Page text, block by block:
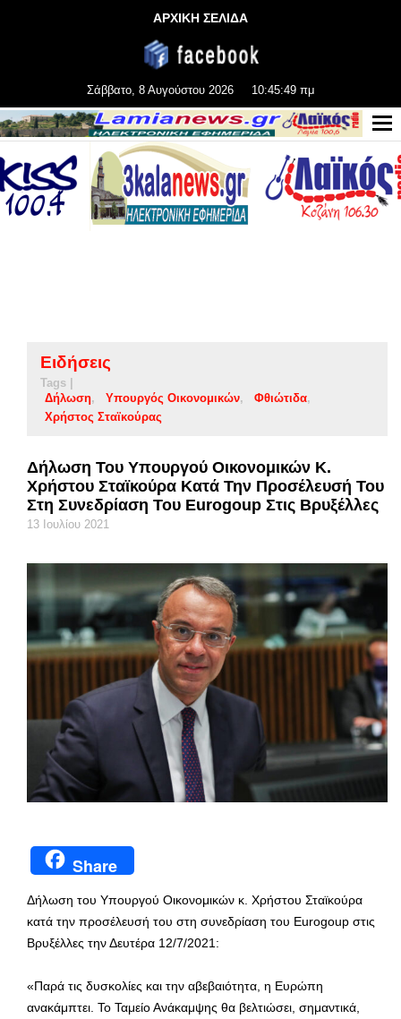
ΑΡΧΙΚΗ ΣΕΛΙΔΑ
Σάββατο, 8 Αυγούστου 2026 10:45:50 πμ
Ειδήσεις
Tags |
Δήλωση
Υπουργός Οικονομικών
Φθιώτιδα
Χρήστος Σταϊκούρας
Δήλωση Του Υπουργού Οικονομικών Κ.
Χρήστου Σταϊκούρα Κατά Την Προσέλευσή Του
Στη Συνεδρίαση Του Eurogoup Στις Βρυξέλλες
13 Ιουλίου 2021
Share
Δήλωση του Υπουργού Οικονομικών κ. Χρήστου Σταϊκούρα
κατά την προσέλευσή του στη συνεδρίαση του Eurogoup στις
Βρυξέλλες την Δευτέρα 12/7/2021:
«Παρά τις δυσκολίες και την αβεβαιότητα, η Ευρώπη
ανακάμπτει. Το Ταμείο Ανάκαμψης θα βελτιώσει, σημαντικά,